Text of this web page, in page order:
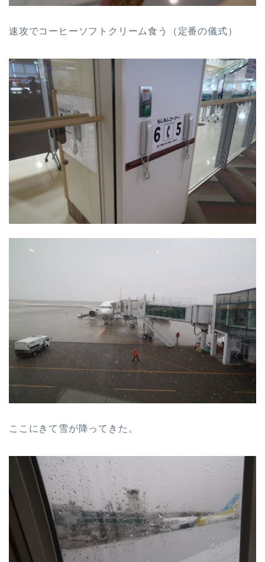
速攻でコーヒーソフトクリーム食う（定番の儀式）
ここにきて雪が降ってきた。